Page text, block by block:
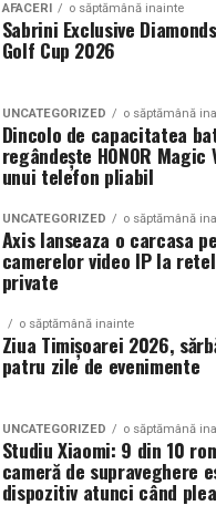
AFACERI o săptămână inainte
Sabrini Exclusive
Golf Cup 2026
UNCATEGORIZED o săptămână
Dincolo de capacitatea
regândește HONOR
unui telefon pliabil
UNCATEGORIZED o săptămână
Axis lanseaza o carcasa
camerelor video IP la
private
o săptămână inainte
Ziua Timișoarei 2026,
patru zile de evenimente
UNCATEGORIZED o săptămână
Studiu Xiaomi: 9 din 10
cameră de supraveghere
dispozitiv atunci când